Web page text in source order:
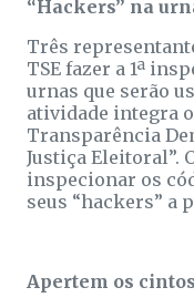
“Hackers” na
Três
TSE fazer a 1ª
urnas que serão
atividade integra
Transparência
Justiça Eleitoral”.
inspecionar os
seus “hackers” a
Apertem os